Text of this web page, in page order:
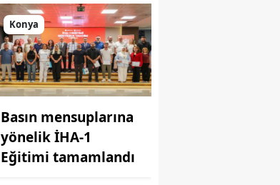
Konya
Basın mensuplarına
yönelik İHA-1
Eğitimi tamamlandı